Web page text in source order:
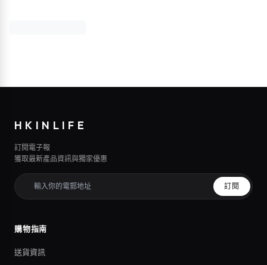
HKINLIFE
訂閱電子報
獲取最新產品資訊與獨家優惠
訂閱
購物指南
送貨資訊